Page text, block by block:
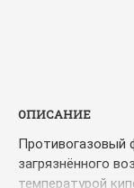
ОПИСАНИЕ
Противогазовый
загрязнённого
температурой